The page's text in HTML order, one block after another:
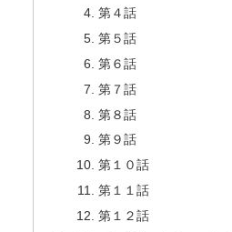
第４話
第５話
第６話
第７話
第８話
第９話
第１０話
第１１話
第１２話